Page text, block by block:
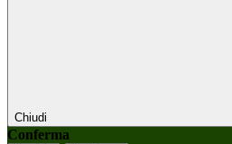
Chiudi
Conferma